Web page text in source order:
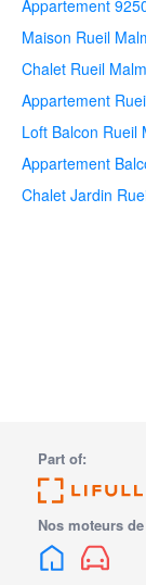
Appartement
Maison Rueil
Chalet Rueil
Appartement
Loft Balcon Rueil
Appartement
Chalet Jardin
Part of:
Nos moteurs